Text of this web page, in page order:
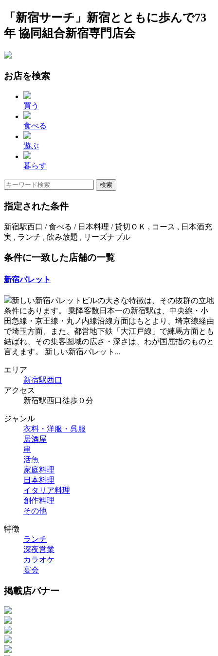
「新宿サーチ」新宿とともに歩んで73
年 協同組合新宿専門店会
お店を検索
買う
食べる
遊ぶ
暮らす
指定された条件
新宿駅西口 / 食べる / 日本料理 / 貸切ＯＫ , コース , 日本酒充
実 , ランチ , 飲み放題 , リーズナブル
条件に一致した店舗の一覧
新宿パレット
新しい新宿パレットビルの大きな特徴は、その抜群の立地
条件にあります。 乗降客数日本一の新宿駅は、中央線・小
田急線・京王線・丸ノ内線沿線方面はもとより、埼京線経由
で埼玉方面、また、都営地下鉄「大江戸線」で練馬方面とも
結ばれ、その集客圏域の広さ・深さは、わが国屈指のものと
言えます。 新しい新宿パレット...
エリア
新宿駅西口
アクセス
新宿駅西口徒歩０分
ジャンル
衣料・洋服・呉服
居酒屋
串
活魚
家庭料理
日本料理
イタリア料理
創作料理
その他
特徴
ランチ
深夜営業
カラオケ
宴会
掲載店バナー